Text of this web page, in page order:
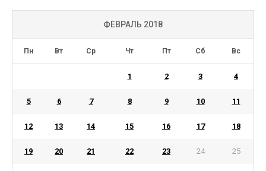
ФЕВРАЛЬ 2018
Пн Вт Ср Чт Пт Сб Вс
1 2 3 4
5 6 7 8 9 10 11
12 13 14 15 16 17 18
19 20 21 22 23 24 25